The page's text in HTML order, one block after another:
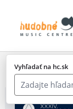
Vyhľadať na hc.sk